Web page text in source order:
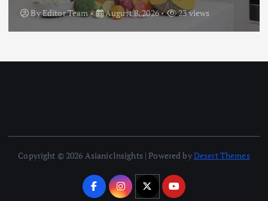
ByEditor Team August 8, 2026 34 views
Copyright © 2026 AsianicInsights | Powered byDesert Themes